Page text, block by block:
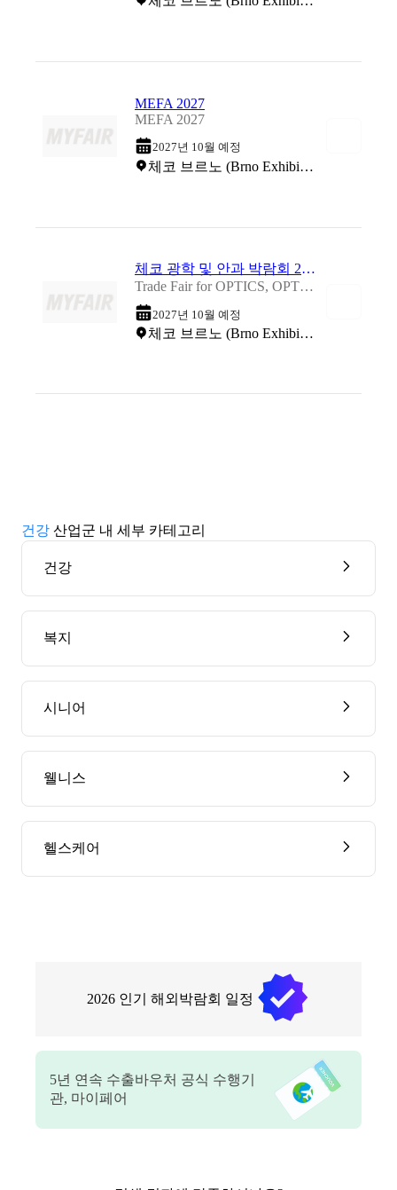
MEFA 2027
MEFA 2027
2027년 10월 예정
체코 브르노 (Brno Exhibition Centre)
체코 광학 및 안과 박람회 2027
Trade Fair for OPTICS, OPTOMETRY, OPHTHALMOLOGY AND DESIGN 2027
2027년 10월 예정
체코 브르노 (Brno Exhibition Centre)
건강 산업군 내 세부 카테고리
건강
복지
시니어
웰니스
헬스케어
2026 인기 해외박람회 일정
5년 연속 수출바우처 공식 수행기
관, 마이페어